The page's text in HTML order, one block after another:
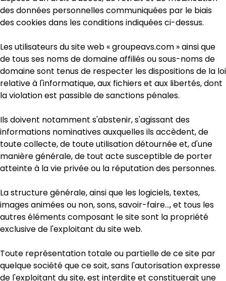
des données personnelles communiquées par le biais
des cookies dans les conditions indiquées ci-dessus.
Les utilisateurs du site web « groupeavs.com » ainsi que
de tous ses noms de domaine affiliés ou sous-noms de
domaine sont tenus de respecter les dispositions de la loi
relative à l'informatique, aux fichiers et aux libertés, dont
la violation est passible de sanctions pénales.
Ils doivent notamment s'abstenir, s'agissant des
informations nominatives auxquelles ils accèdent, de
toute collecte, de toute utilisation détournée et, d'une
manière générale, de tout acte susceptible de porter
atteinte à la vie privée ou la réputation des personnes.
La structure générale, ainsi que les logiciels, textes,
images animées ou non, sons, savoir-faire…, et tous les
autres éléments composant le site sont la propriété
exclusive de l'exploitant du site web.
Toute représentation totale ou partielle de ce site par
quelque société que ce soit, sans l'autorisation expresse
de l'exploitant du site, est interdite et constituerait une